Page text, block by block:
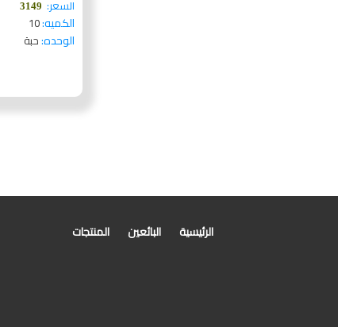
السعر: 3149
الكميه:10
الوحده:حبة
الرئيسية البائعين المنتجات